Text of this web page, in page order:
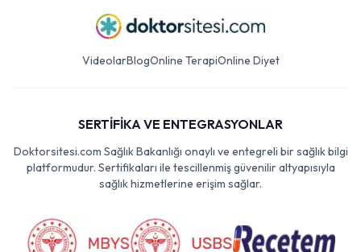
VideolarBlogOnline TerapiOnline Diyet
SERTİFİKA VE ENTEGRASYONLAR
Doktorsitesi.com Sağlık Bakanlığı onaylı ve entegreli bir sağlık bilgi
platformudur. Sertifikaları ile tescillenmiş güvenilir altyapısıyla
sağlık hizmetlerine erişim sağlar.